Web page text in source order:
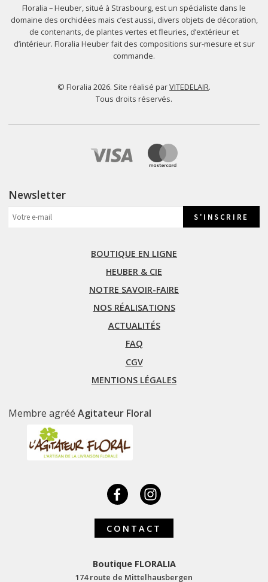
Floralia – Heuber, situé à Strasbourg, est un spécialiste dans le
domaine des orchidées mais c’est aussi, divers objets de décoration,
de contenants, de plantes vertes et fleuries, d’extérieur et
d’intérieur. Floralia Heuber fait des compositions sur-mesure et sur
commande.
© Floralia 2026. Site réalisé parVITEDELAIR.
Tous droits réservés.
Newsletter
BOUTIQUE EN LIGNE
HEUBER & CIE
NOTRE SAVOIR-FAIRE
NOS RÉALISATIONS
ACTUALITÉS
FAQ
CGV
MENTIONS LÉGALES
Membre agrééAgitateur Floral
CONTACT
Boutique FLORALIA
174 route de Mittelhausbergen